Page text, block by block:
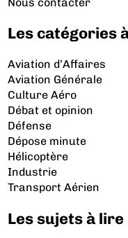
Les catégories
Aviation d’Affaires
Aviation Générale
Culture Aéro
Débat et opinion
Défense
Dépose minute
Hélicoptère
Industrie
Transport Aérien
Les sujets à lire